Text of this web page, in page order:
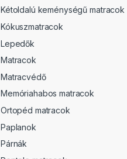
Kétoldalú keménységű matracok
Kókuszmatracok
Lepedők
Matracok
Matracvédő
Memóriahabos matracok
Ortopéd matracok
Paplanok
Párnák